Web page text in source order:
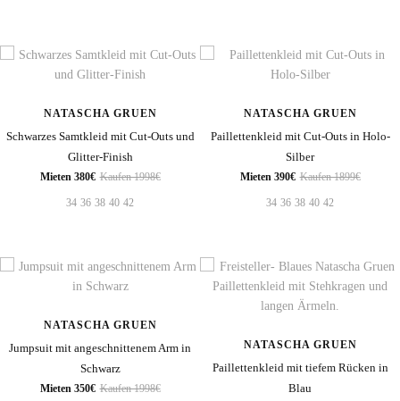
NATASCHA GRUEN
Schwarzes Samtkleid mit Cut-Outs und
Glitter-Finish
Mieten 380€ Kaufen 1998€
34 36 38 40 42
NATASCHA GRUEN
Paillettenkleid mit Cut-Outs in Holo-
Silber
Mieten 390€ Kaufen 1899€
34 36 38 40 42
NATASCHA GRUEN
Jumpsuit mit angeschnittenem Arm in
Schwarz
Mieten 350€ Kaufen 1998€
NATASCHA GRUEN
Paillettenkleid mit tiefem Rücken in
Blau